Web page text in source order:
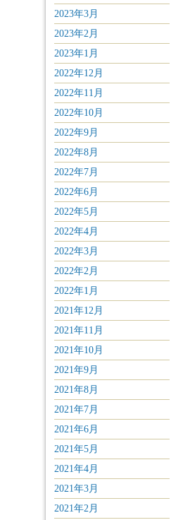
2023年3月
2023年2月
2023年1月
2022年12月
2022年11月
2022年10月
2022年9月
2022年8月
2022年7月
2022年6月
2022年5月
2022年4月
2022年3月
2022年2月
2022年1月
2021年12月
2021年11月
2021年10月
2021年9月
2021年8月
2021年7月
2021年6月
2021年5月
2021年4月
2021年3月
2021年2月